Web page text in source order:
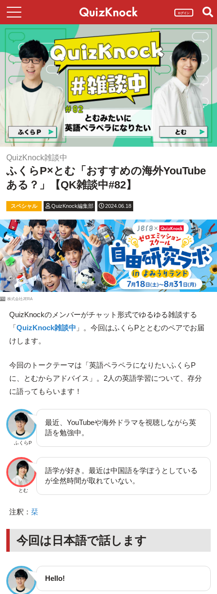
ログイン
QuizKnock雑談中
ふくらP×とむ「おすすめの海外YouTube
ある？」【QK雑談中#82】
スペシャル QuizKnock編集部 2024.06.18
PR 株式会社JERA
QuizKnockのメンバーがチャット形式でゆるゆる雑談する
「QuizKnock雑談中 」。今回はふくらPととむのペアでお届
けします。
今回のトークテーマは「英語ペラペラになりたいふくらP
に、とむからアドバイス」。2人の英語学習について、存分
に語ってもらいます！
ふくらP
最近、YouTubeや海外ドラマを視聴しながら英
語を勉強中。
とむ
語学が好き。最近は中国語を学ぼうとしている
が全然時間が取れていない。
注釈： 栞
今回は日本語で話します
Hello!